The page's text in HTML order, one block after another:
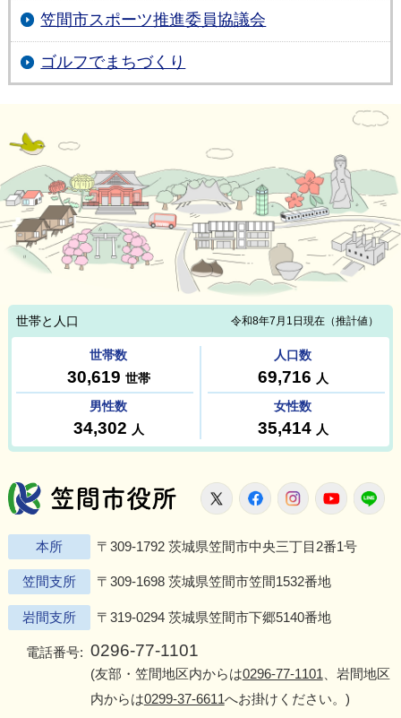
笠間市スポーツ推進委員協議会
ゴルフでまちづくり
笠間市役所
X FacebookInstagram
本所 〒309-1792 茨城県笠間市中央三丁目2番1号
笠間支所 〒309-1698 茨城県笠間市笠間1532番地
岩間支所 〒319-0294 茨城県笠間市下郷5140番地
電話番号: 0296-77-1101
(友部・笠間地区内からは0296-77-1101 、岩間地区
内からは0299-37-6611へお掛けください。)